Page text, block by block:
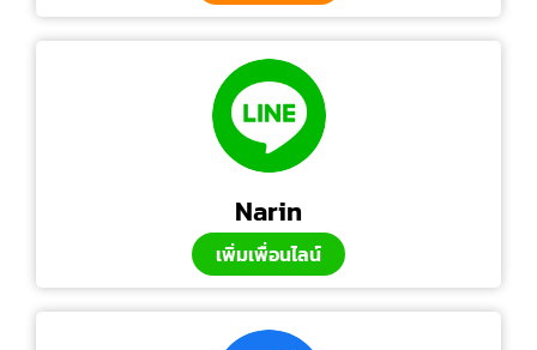
Narin
เพิ่มเพื่อนไลน์